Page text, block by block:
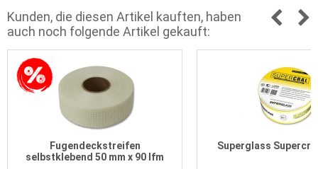
Kunden, die diesen Artikel kauften, haben
auch noch folgende Artikel gekauft:
Fugendeckstreifen
selbstklebend 50 mm x 90 lfm
Superglass